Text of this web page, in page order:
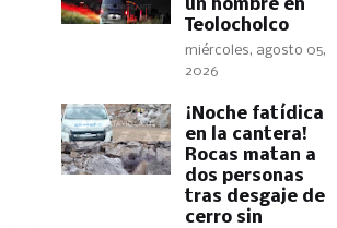
un hombre en
Teolocholco
miércoles, agosto 05,
2026
​¡Noche fatídica
en la cantera!
Rocas matan a
dos personas
tras desgaje de
cerro sin